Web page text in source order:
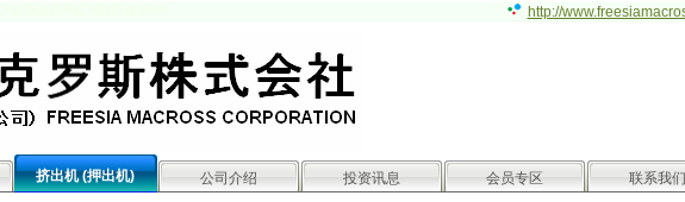
http://
挤出机 (押出机) 公司介绍 投资讯息 会员专区 联系我们